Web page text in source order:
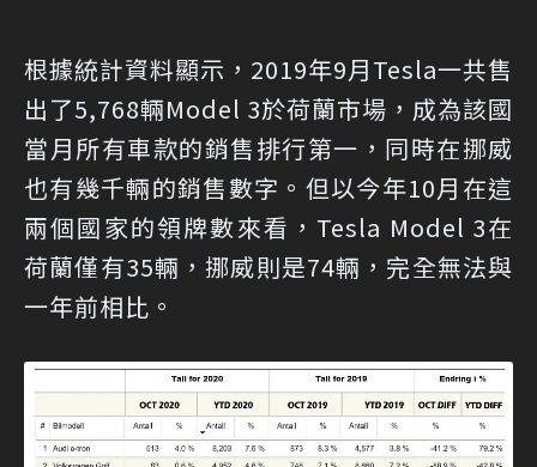
根據統計資料顯示，2019年9月Tesla一共售
出了5,768輛Model 3於荷蘭市場，成為該國
當月所有車款的銷售排行第一，同時在挪威
也有幾千輛的銷售數字。但以今年10月在這
兩個國家的領牌數來看，Tesla Model 3在
荷蘭僅有35輛，挪威則是74輛，完全無法與
一年前相比。